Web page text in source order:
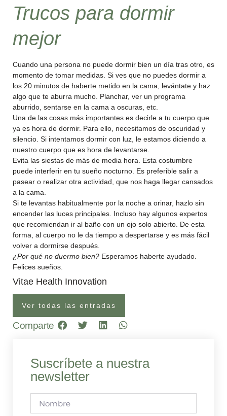
Trucos para dormir
mejor
Cuando una persona no puede dormir bien un día tras otro, es
momento de tomar medidas. Si ves que no puedes dormir a
los 20 minutos de haberte metido en la cama, levántate y haz
algo que te aburra mucho. Planchar, ver un programa
aburrido, sentarse en la cama a oscuras, etc.
Una de las cosas más importantes es decirle a tu cuerpo que
ya es hora de dormir. Para ello, necesitamos de oscuridad y
silencio. Si intentamos dormir con luz, le estamos diciendo a
nuestro cuerpo que es hora de levantarse.
Evita las siestas de más de media hora. Esta costumbre
puede interferir en tu sueño nocturno. Es preferible salir a
pasear o realizar otra actividad, que nos haga llegar cansados
a la cama.
Si te levantas habitualmente por la noche a orinar, hazlo sin
encender las luces principales. Incluso hay algunos expertos
que recomiendan ir al baño con un ojo solo abierto. De esta
forma, al cuerpo no le da tiempo a despertarse y es más fácil
volver a dormirse después.
¿Por qué no duermo bien? Esperamos haberte ayudado.
Felices sueños.
Vitae Health Innovation
Ver todas las entradas
Comparte
Suscríbete a nuestra
newsletter